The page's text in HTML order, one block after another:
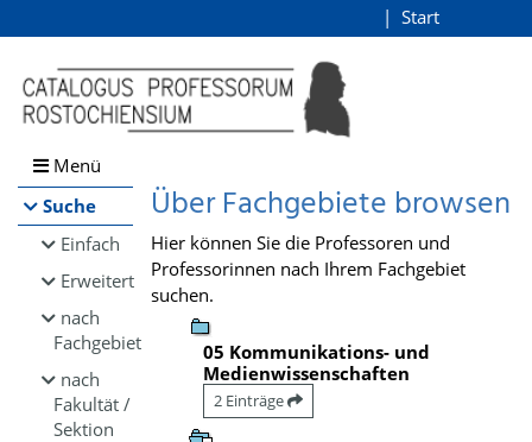
Browsen
direkt zum Inhalt
Start
Menü
Suche
Einfach
Erweitert
nach
Fachgebiet
nach
Fakultät /
Sektion
Über Fachgebiete browsen
Hier können Sie die Professoren und
Professorinnen nach Ihrem Fachgebiet
suchen.
05 Kommunikations- und
Medienwissenschaften
2 Einträge